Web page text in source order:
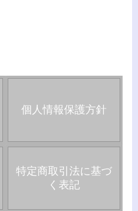
個人情報保護方針
特定商取引法に基づ
く表記